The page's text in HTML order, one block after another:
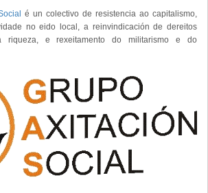
é un colectivo de resistencia ao capitalismo,
no eido local, a reinvindicación de dereitos
riqueza, e rexeitamento do militarismo e do